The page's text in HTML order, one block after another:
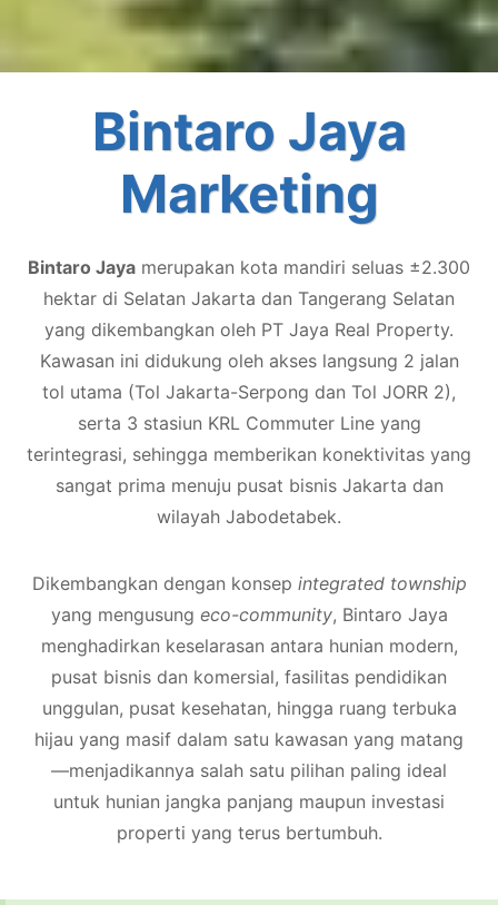
Bintaro Jaya
Marketing
Bintaro Jaya merupakan kota mandiri seluas ±2.300
hektar di Selatan Jakarta dan Tangerang Selatan
yang dikembangkan oleh PT Jaya Real Property.
Kawasan ini didukung oleh akses langsung 2 jalan
tol utama (Tol Jakarta-Serpong dan Tol JORR 2),
serta 3 stasiun KRL Commuter Line yang
terintegrasi, sehingga memberikan konektivitas yang
sangat prima menuju pusat bisnis Jakarta dan
wilayah Jabodetabek.
Dikembangkan dengan konsep integrated township
yang mengusung eco-community, Bintaro Jaya
menghadirkan keselarasan antara hunian modern,
pusat bisnis dan komersial, fasilitas pendidikan
unggulan, pusat kesehatan, hingga ruang terbuka
hijau yang masif dalam satu kawasan yang matang
—menjadikannya salah satu pilihan paling ideal
untuk hunian jangka panjang maupun investasi
properti yang terus bertumbuh.